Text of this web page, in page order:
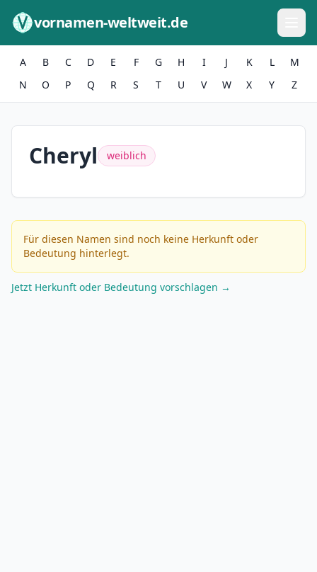
vornamen-weltweit.de
A B C D E F G H I J K L
M
N
O P Q R S T U V W X Y Z
Cheryl weiblich
Für diesen Namen sind noch keine Herkunft oder
Bedeutung hinterlegt.
Jetzt Herkunft oder Bedeutung vorschlagen →